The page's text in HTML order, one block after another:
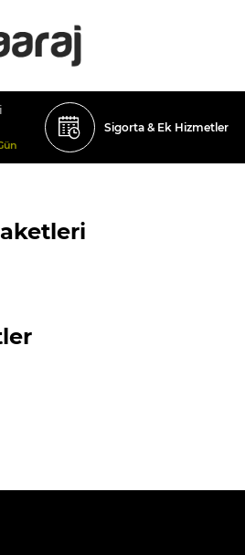
Sigorta & Ek Hizmetler